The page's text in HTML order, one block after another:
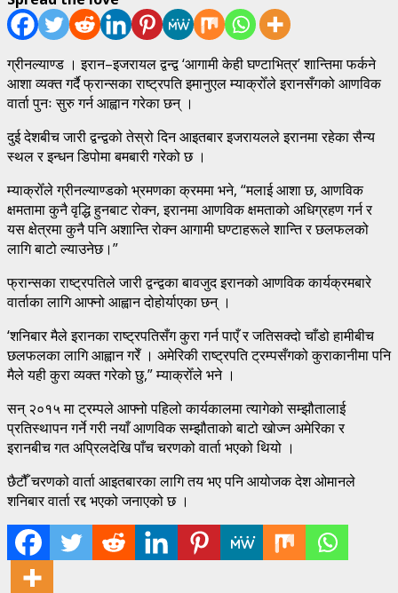
ग्रीनल्याण्ड । इरान–इजरायल द्वन्द्व ‘आगामी केही घण्टाभित्र’ शान्तिमा फर्कने
आशा व्यक्त गर्दै फ्रान्सका राष्ट्रपति इमानुएल म्याक्रोँले इरानसँगको आणविक
वार्ता पुनः सुरु गर्न आह्वान गरेका छन् ।
दुई देशबीच जारी द्वन्द्वको तेस्रो दिन आइतबार इजरायलले इरानमा रहेका सैन्य
स्थल र इन्धन डिपोमा बमबारी गरेको छ ।
म्याक्रोँले ग्रीनल्याण्डको भ्रमणका क्रममा भने, “मलाई आशा छ, आणविक
क्षमतामा कुनै वृद्धि हुनबाट रोक्न, इरानमा आणविक क्षमताको अधिग्रहण गर्न र
यस क्षेत्रमा कुनै पनि अशान्ति रोक्न आगामी घण्टाहरूले शान्ति र छलफलको
लागि बाटो ल्याउनेछ।”
फ्रान्सका राष्ट्रपतिले जारी द्वन्द्वका बावजुद इरानको आणविक कार्यक्रमबारे
वार्ताका लागि आफ्नो आह्वान दोहोर्याएका छन् ।
‘शनिबार मैले इरानका राष्ट्रपतिसँग कुरा गर्न पाएँ र जतिसक्दो चाँडो हामीबीच
छलफलका लागि आह्वान गरेँ । अमेरिकी राष्ट्रपति ट्रम्पसँगको कुराकानीमा पनि
मैले यही कुरा व्यक्त गरेको छु,” म्याक्रोँले भने ।
सन् २०१५ मा ट्रम्पले आफ्नो पहिलो कार्यकालमा त्यागेको सम्झौतालाई
प्रतिस्थापन गर्ने गरी नयाँ आणविक सम्झौताको बाटो खोज्न अमेरिका र
इरानबीच गत अप्रिलदेखि पाँच चरणको वार्ता भएको थियो ।
छैटौँ चरणको वार्ता आइतबारका लागि तय भए पनि आयोजक देश ओमानले
शनिबार वार्ता रद्द भएको जनाएको छ ।